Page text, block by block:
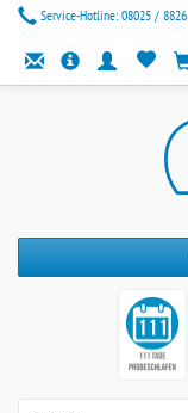
Service-Hotline: 08025 / 8826